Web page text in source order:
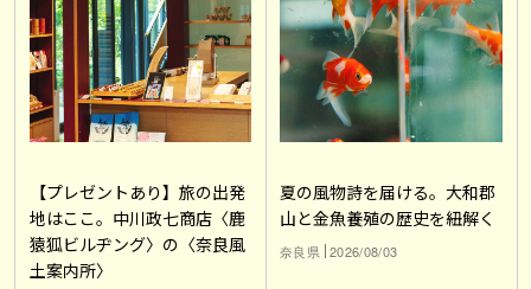
【プレゼントあり】旅の出発
地はここ。中川政七商店〈鹿
猿狐ビルヂング〉の〈奈良風
土案内所〉
夏の風物詩を届ける。大和郡
山と金魚養殖の歴史を紐解く
奈良県 2026/08/03